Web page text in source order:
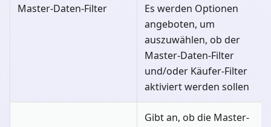
Master-Daten-Filter
Es werden Optionen
angeboten, um
auszuwählen, ob der
Master-Daten-Filter
und/oder Käufer-Filter
aktiviert werden sollen
Gibt an, ob die Master-